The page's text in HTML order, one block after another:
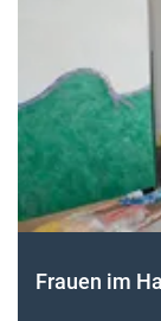
Frauen im